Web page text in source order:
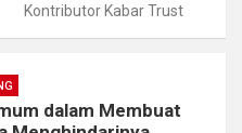
Kontributor Kabar Trust
dalam Membuat